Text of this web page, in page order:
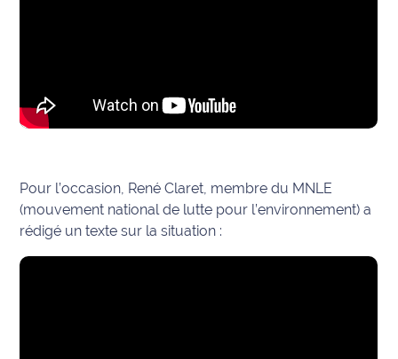
Pour l’occasion, René Claret, membre du MNLE
(mouvement national de lutte pour l’environnement) a
rédigé un texte sur la situation :